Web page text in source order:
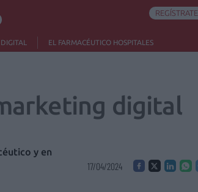
EL FARMACÉUTICO HOSPITALES
REGÍSTRATE
digital
y en
17/04/2024